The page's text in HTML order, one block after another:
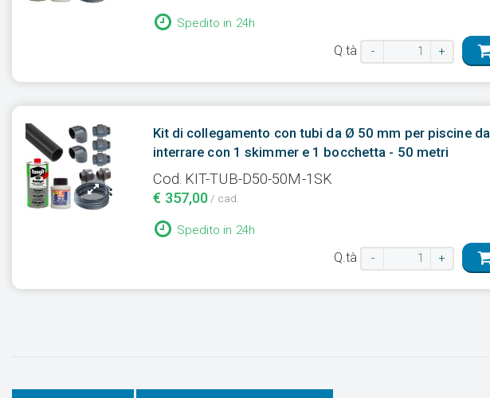
Spedito in 24h
Q.tà - +
Kit di collegamento con tubi da Ø 50 mm per piscine da
interrare con 1 skimmer e 1 bocchetta - 50 metri
Cod. KIT-TUB-D50-50M-1SK
€ 357,00 / cad.
Spedito in 24h
Q.tà - +